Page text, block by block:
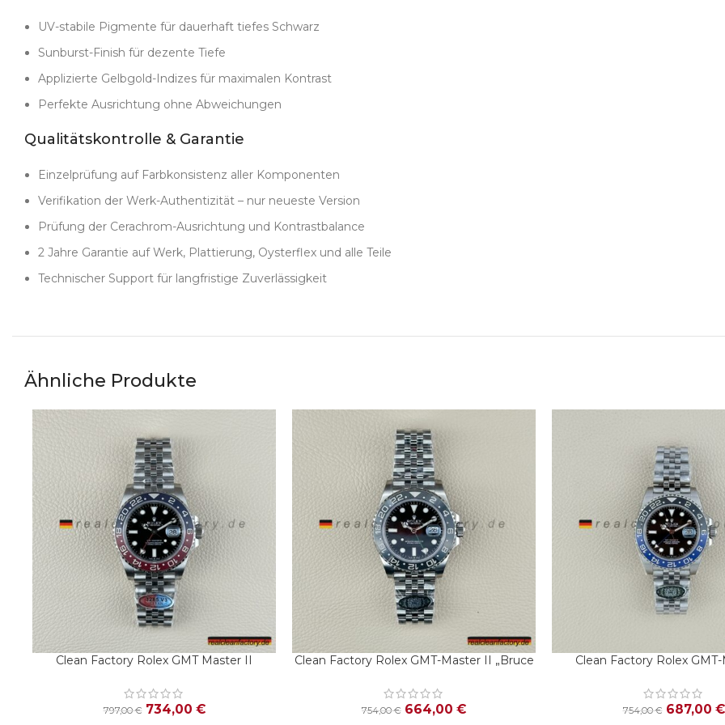
UV-stabile Pigmente für dauerhaft tiefes Schwarz
Sunburst-Finish für dezente Tiefe
Applizierte Gelbgold-Indizes für maximalen Kontrast
Perfekte Ausrichtung ohne Abweichungen
Qualitätskontrolle & Garantie
Einzelprüfung auf Farbkonsistenz aller Komponenten
Verifikation der Werk-Authentizität – nur neueste Version
Prüfung der Cerachrom-Ausrichtung und Kontrastbalance
2 Jahre Garantie auf Werk, Plattierung, Oysterflex und alle Teile
Technischer Support für langfristige Zuverlässigkeit
Ähnliche Produkte
IN DEN WARENKORB
Clean Factory Rolex GMT Master II
Armband
797,00€ 734,00 €
IN DEN WARENKORB
Clean Factory Rolex GMT-Master II „Bruce
Lünette
754,00€ 664,00 €
IN DEN WARENKORB
Clean Factory Rolex GMT-
Armband
754,00€ 687,00 €